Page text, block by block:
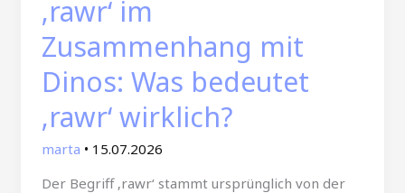
‚rawr‘ im
Zusammenhang mit
Dinos: Was bedeutet
‚rawr‘ wirklich?
marta • 15.07.2026
Der Begriff ‚rawr‘ stammt ursprünglich von der